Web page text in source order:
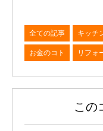
全ての記事 キッチ
お金のコト リフォ
この